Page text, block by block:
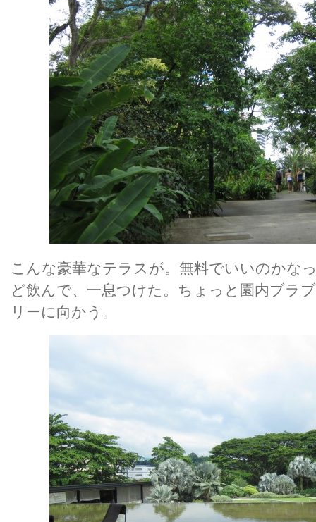
こんな豪華なテラスが。無料でいいのかな
ど飲んで、一息つけた。ちょっと園内ブラ
リーに向かう。